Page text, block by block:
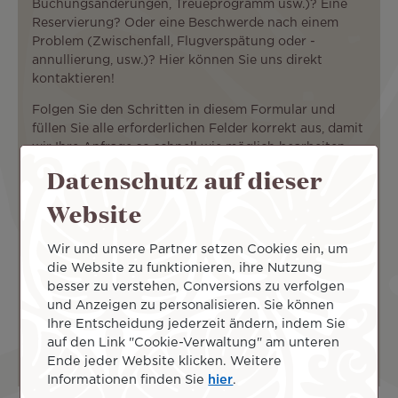
Buchungsänderungen, Treueprogramm usw.)? Eine
Reservierung? Oder eine Beschwerde nach einem
Problem (Zwischenfall, Flugverspätung oder -
annullierung, usw.)? Hier können Sie uns direkt
kontaktieren!
Folgen Sie den Schritten in diesem Formular und
füllen Sie alle erforderlichen Felder korrekt aus, damit
wir Ihre Anfrage so schnell wie möglich bearbeiten
Pflichtfelder.
Schritt 1: Ihre Anfrage
Was ist der Zweck Ihrer Anfrage?
Datenschutz auf dieser
Website
Wir und unsere Partner setzen Cookies ein, um
die Website zu funktionieren, ihre Nutzung
besser zu verstehen, Conversions zu verfolgen
und Anzeigen zu personalisieren. Sie können
Ihre Entscheidung jederzeit ändern, indem Sie
auf den Link "Cookie-Verwaltung" am unteren
Ende jeder Website klicken. Weitere
Informationen finden Sie hier.